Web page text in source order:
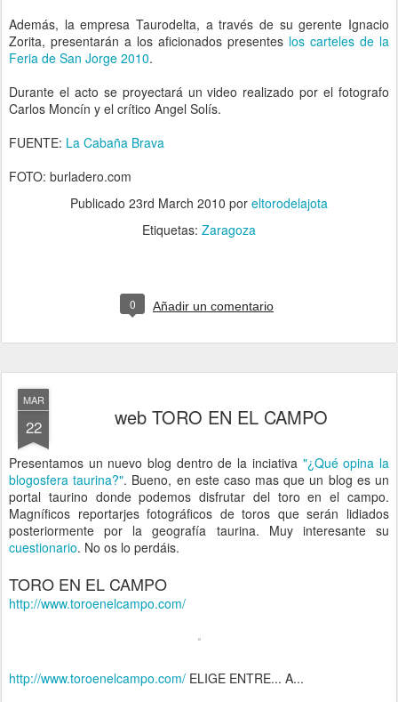
Además, la empresa Taurodelta, a través de su gerente Ignacio
Zorita, presentarán a los aficionados presentes los carteles de la
Feria de San Jorge 2010.
Durante el acto se proyectará un video realizado por el fotografo
Carlos Moncín y el crítico Angel Solís.
FUENTE: La Cabaña Brava
FOTO: burladero.com
Publicado 23rd March 2010 por eltorodelajota
Etiquetas: Zaragoza
0 Añadir un comentario
MAR
22 web TORO EN EL CAMPO
Presentamos un nuevo blog dentro de la inciativa "¿Qué opina la
blogosfera taurina?". Bueno, en este caso mas que un blog es un
portal taurino donde podemos disfrutar del toro en el campo.
Magníficos reportarjes fotográficos de toros que serán lidiados
posteriormente por la geografía taurina. Muy interesante su
cuestionario. No os lo perdáis.
TORO EN EL CAMPO
http://www.toroenelcampo.com/
http://www.toroenelcampo.com/ ELIGE ENTRE... A...